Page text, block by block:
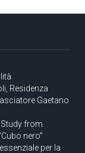
Residenza
Gaetano
Study from
nero”
per la